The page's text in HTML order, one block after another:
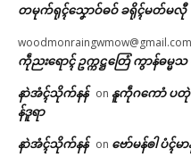
တမုက်ရုၚ်သၞောဝ်ဓဝ် ခရိုၚ်မတ်မလီု
woodmonraingwmow@gmail.com
ကဵုညးရောၚ် ဥက္ကဋ္ဌတြေံ ကွာန်ဓမ္မ
နာဲအံၚ်သိုက်နန် on နူကဵုဂကောံ ပ
န်ဒူရာ
နာဲအံၚ်သိုက်နန် on ဗော်မန်ၜါ ပံၚ်မ